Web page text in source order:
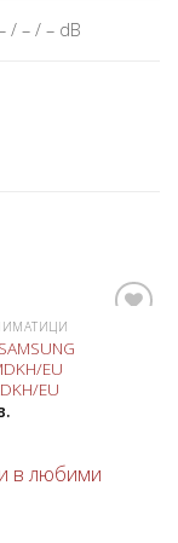
/ – / – dB
EU
EU
в любими